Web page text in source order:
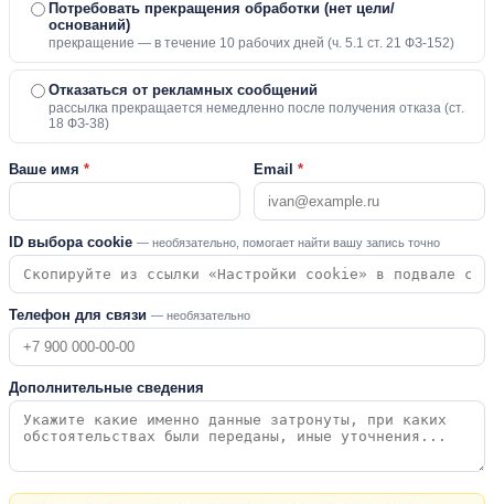
Потребовать прекращения обработки (нет цели/
оснований)
прекращение — в течение 10 рабочих дней (ч. 5.1 ст. 21 ФЗ-152)
Отказаться от рекламных сообщений
рассылка прекращается немедленно после получения отказа (ст.
18 ФЗ-38)
Ваше имя * Email *
ID выбора cookie — необязательно, помогает найти вашу запись точно
Телефон для связи — необязательно
Дополнительные сведения